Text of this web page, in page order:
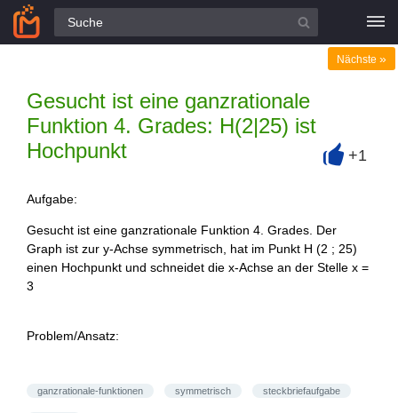
Alle Fragen
Gesucht ist eine ganzrationale
Funktion 4. Grades: H(2|25) ist
Hochpunkt
Nächste »
+1
Aufgabe:
Gesucht ist eine ganzrationale Funktion 4. Grades. Der
Graph ist zur y-Achse symmetrisch, hat im Punkt H (2 ; 25)
einen Hochpunkt und schneidet die x-Achse an der Stelle x =
3
Problem/Ansatz:
ganzrationale-funktionen symmetrisch steckbriefaufgabe